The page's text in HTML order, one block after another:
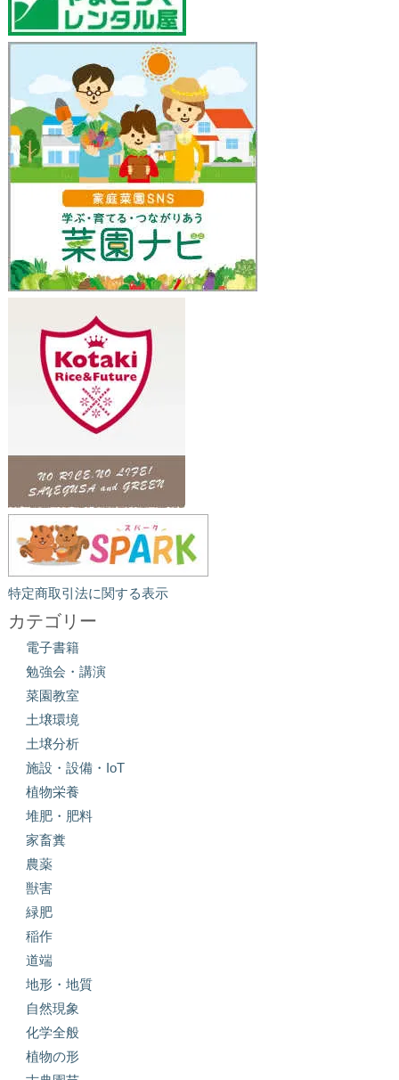
特定商取引法に関する表示
カテゴリー
電子書籍
勉強会・講演
菜園教室
土壌環境
土壌分析
施設・設備・IoT
植物栄養
堆肥・肥料
家畜糞
農薬
獣害
緑肥
稲作
道端
地形・地質
自然現象
化学全般
植物の形